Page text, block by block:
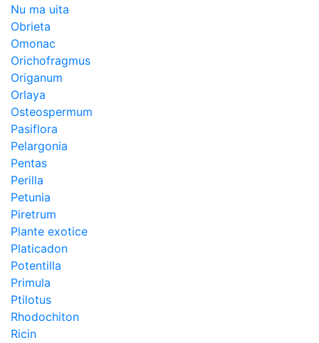
Nu ma uita
Obrieta
Omonac
Orichofragmus
Origanum
Orlaya
Osteospermum
Pasiflora
Pelargonia
Pentas
Perilla
Petunia
Piretrum
Plante exotice
Platicadon
Potentilla
Primula
Ptilotus
Rhodochiton
Ricin